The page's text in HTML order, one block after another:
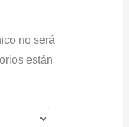
no será
están